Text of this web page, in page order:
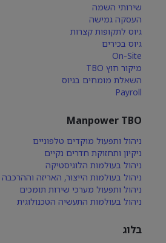
שירותי השמה
העסקה גמישה
גיוס לתקופות קצרות
גיוס בכירים
On-Site
מיקור חוץ TBO
השאלת מומחים בגיוס
Payroll
Manpower TBO
ניהול ותפעול מוקדים טלפוניים
ניקיון ותחזוקת חדרים נקיים
ניהול בעולמות הלוגיסטיקה
ניהול בעולמות הייצור, האריזה וההרכבה
ניהול ותפעול מערכי שירות תומכים
ניהול בעולמות התעשיה הטכנולוגית
בלוג